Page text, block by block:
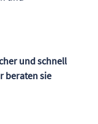
und schnell
beraten sie